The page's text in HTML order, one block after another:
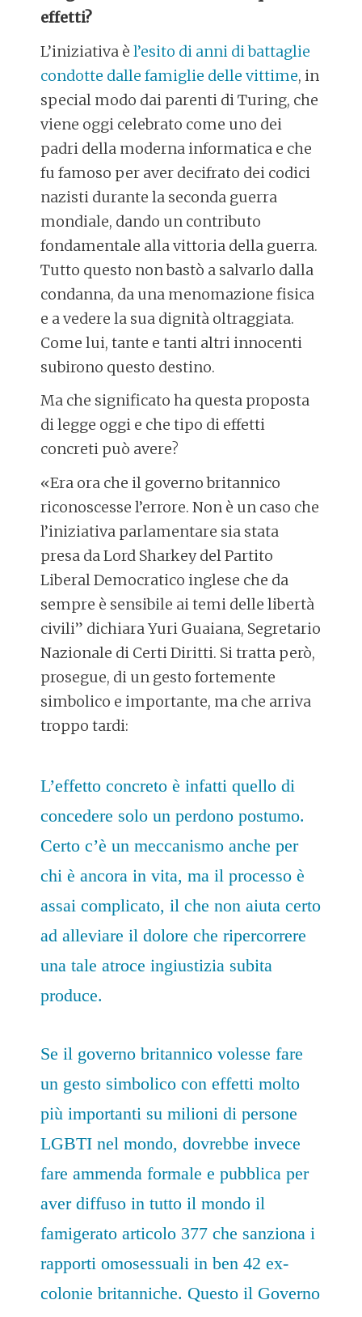
effetti?
L’iniziativa èl’esito di anni di battaglie
condotte dalle famiglie delle vittime, in
special modo dai parenti di Turing, che
viene oggi celebrato come uno dei
padri della moderna informatica e che
fu famoso per aver decifrato dei codici
nazisti durante la seconda guerra
mondiale, dando un contributo
fondamentale alla vittoria della guerra.
Tutto questo non bastò a salvarlo dalla
condanna, da una menomazione fisica
e a vedere la sua dignità oltraggiata.
Come lui, tante e tanti altri innocenti
subirono questo destino.
Ma che significato ha questa proposta
di legge oggi e che tipo di effetti
concreti può avere?
«Era ora che il governo britannico
riconoscesse l’errore. Non è un caso che
l’iniziativa parlamentare sia stata
presa da Lord Sharkey del Partito
Liberal Democratico inglese che da
sempre è sensibile ai temi delle libertà
civili” dichiara Yuri Guaiana, Segretario
Nazionale di Certi Diritti. Si tratta però,
prosegue, di un gesto fortemente
simbolico e importante, ma che arriva
troppo tardi:
L’effetto concreto è infatti quello di
concedere solo un perdono postumo.
Certo c’è un meccanismo anche per
chi è ancora in vita, ma il processo è
assai complicato, il che non aiuta certo
ad alleviare il dolore che ripercorrere
una tale atroce ingiustizia subita
produce.
Se il governo britannico volesse fare
un gesto simbolico con effetti molto
più importanti su milioni di persone
LGBTI nel mondo, dovrebbe invece
fare ammenda formale e pubblica per
aver diffuso in tutto il mondo il
famigerato articolo 377 che sanziona i
rapporti omosessuali in ben 42 ex-
colonie britanniche. Questo il Governo